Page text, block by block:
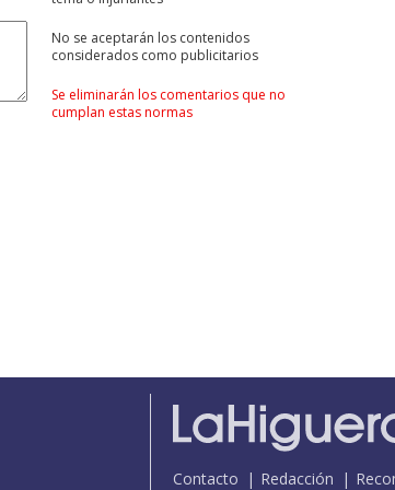
No se aceptarán los contenidos
considerados como publicitarios
Se eliminarán los comentarios que no
cumplan estas normas
Contacto Redacción